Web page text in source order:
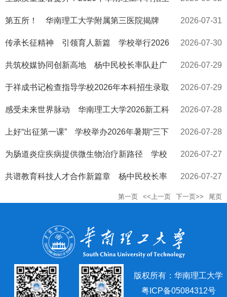
录取圆满结束
第五所！ 华南理工大学附属第三医院揭牌 2026-07-31
传承长征精神 引领育人新篇 学校举行2026
年辅导员骨干暑期研修...
2026-07-30
共筑校媒协同创新高地 杨中民校长率队赴广
东广播电视台调研
2026-07-29
于祥成书记检查指导学校2026年本科招生录取
工作
2026-07-29
感受未来世界脉动 华南理工大学2026新工科
国际暑期学校闭幕
2026-07-28
上好“出征第一课” 学校举办2026年暑期“三下
乡”社会实践专题...
2026-07-28
为肠道炎症疾病提供微生物治疗新路径 学校
团队在全国大学生生物...
2026-07-27
共谱教育科技人才合作新篇章 杨中民校长率 2026-07-27
第一页 <<上一页 下一页>> 尾页
版权所有：华南理工大学
粤ICP备05084312号